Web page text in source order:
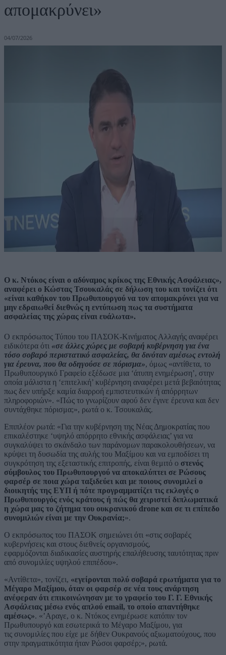
απομακρύνει»
04/07/2026
Ο κ. Ντόκος είναι ο αδύναμος κρίκος της Εθνικής Ασφάλειας»,
αναφέρει ο Κώστας Τσουκαλάς σε δήλωση του και τονίζει ότι
«είναι καθήκον του Πρωθυπουργού να τον απομακρύνει για να
μην εδραιωθεί διεθνώς η εντύπωση πως τα συστήματα
ασφαλείας της χώρας είναι ευάλωτα».
Ο εκπρόσωπος Τύπου του ΠΑΣΟΚ-Κινήματος Αλλαγής αναφέρει
ειδικότερα ότι «σε άλλες χώρες με σοβαρή κυβέρνηση για ένα
τόσο σοβαρό περιστατικό ασφαλείας, θα δινόταν αμέσως εντολή
για έρευνα, που θα οδηγούσε σε πόρισμα», όμως «αντίθετα, το
Πρωθυπουργικό Γραφείο εξέδωσε μια ‘άτυπη ενημέρωση’, στην
οποία μάλιστα η ‘επιτελική’ κυβέρνηση αναφέρει μετά βεβαιότητας
πως δεν υπήρξε καμία διαρροή εμπιστευτικών ή απόρρητων
πληροφοριών». «Πώς το γνωρίζουν αφού δεν έγινε έρευνα και δεν
συντάχθηκε πόρισμα;», ρωτά ο κ. Τσουκαλάς.
Επιπλέον ρωτά: «Για την κυβέρνηση της Νέας Δημοκρατίας που
επικαλέστηκε ‘υψηλό απόρρητο εθνικής ασφάλειας’ για να
συγκαλύψει το σκάνδαλο των παράνομων παρακολουθήσεων, να
κρύψει τη δυσωδία της αυλής του Μαξίμου και να εμποδίσει τη
συγκρότηση της εξεταστικής επιτροπής, είναι θεμιτό ο στενός
σύμβουλος του Πρωθυπουργού να αποκαλύπτει σε Ρώσους
φαρσέρ σε ποια χώρα ταξιδεύει και με ποιους συνομιλεί ο
διοικητής της ΕΥΠ ή πότε προγραμματίζει τις εκλογές ο
Πρωθυπουργός ενός κράτους ή πώς θα χειριστεί διπλωματικά
η χώρα μας το ζήτημα του ουκρανικού drone και σε τι επίπεδο
συνομιλιών είναι με την Ουκρανία;».
Ο εκπρόσωπος του ΠΑΣΟΚ σημειώνει ότι «στις σοβαρές
κυβερνήσεις και στους διεθνείς οργανισμούς,
εφαρμόζονται διαδικασίες αυστηρής επαλήθευσης ταυτότητας πριν
από συνομιλίες υψηλού επιπέδου».
«Αντίθετα», τονίζει, «εγείρονται πολύ σοβαρά ερωτήματα για το
Μέγαρο Μαξίμου, όταν οι φαρσέρ σε νέα τους ανάρτηση
ανέφεραν ότι επικοινώνησαν με το γραφείο του Γ. Γ. Εθνικής
Ασφάλειας μέσω ενός απλού email, το οποίο απαντήθηκε
αμέσως». «’Αραγε, ο κ. Ντόκος ενημέρωσε κατόπιν τον
Πρωθυπουργό και εσωτερικά το Μέγαρο Μαξίμου, για
τις συνομιλίες που είχε με δήθεν Ουκρανούς αξιωματούχους, που
στην πραγματικότητα ήταν Ρώσοι φαρσέρ;», ρωτά.